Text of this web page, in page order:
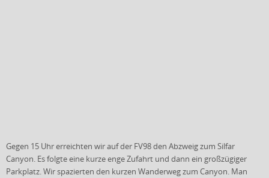
Gegen 15 Uhr erreichten wir auf der FV98 den Abzweig zum Silfar
Canyon. Es folgte eine kurze enge Zufahrt und dann ein großzügiger
Parkplatz. Wir spazierten den kurzen Wanderweg zum Canyon. Man